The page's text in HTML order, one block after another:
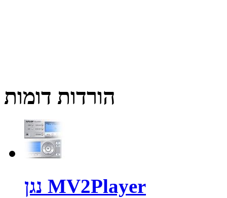
הורדות דומות
נגן MV2Player